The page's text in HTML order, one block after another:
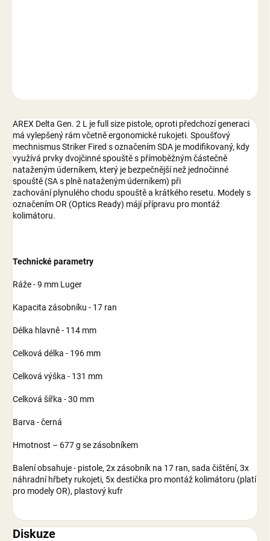
AREX Delta Gen. 2 L je full size pistole, oproti předchozí generaci
má vylepšený rám včetně ergonomické rukojeti. Spoušťový
mechnismus Striker Fired s označením SDA je modifikovaný, kdy
využívá prvky dvojčinné spouště s přímoběžným částečně
nataženým úderníkem, který je bezpečnější než jednočinné
spouště (SA s plně nataženým úderníkem) při
zachování plynulého chodu spouště a krátkého resetu. Modely s
označením OR (Optics Ready) májí přípravu pro montáž
kolimátoru.
Technické parametry
Ráže - 9 mm Luger
Kapacita zásobníku - 17 ran
Délka hlavně - 114 mm
Celková délka - 196 mm
Celková výška - 131 mm
Celková šířka - 30 mm
Barva - černá
Hmotnost – 677 g se zásobníkem
Balení obsahuje - pistole, 2x zásobník na 17 ran, sada čištění, 3x
náhradní hřbety rukojeti, 5x destička pro montáž kolimátoru (platí
pro modely OR), plastový kufr
Diskuze